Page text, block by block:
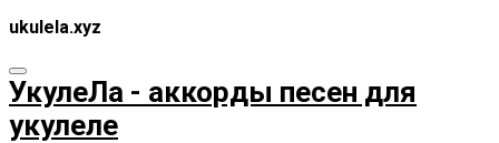
ukulela.xyz
УкулеЛа - аккорды песен для
укулеле